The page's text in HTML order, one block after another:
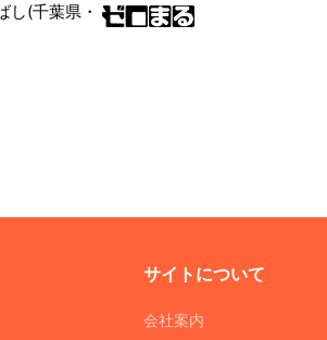
し(千葉県・
サイトについて
会社案内